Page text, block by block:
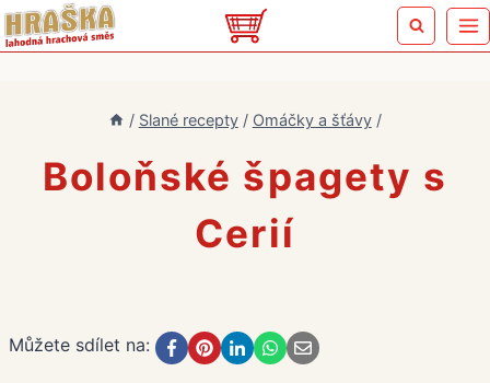
Přeskočit
na
/ Slané recepty / Omáčky a šťávy /
Boloňské špagety s
Cerií
Můžete sdílet na: